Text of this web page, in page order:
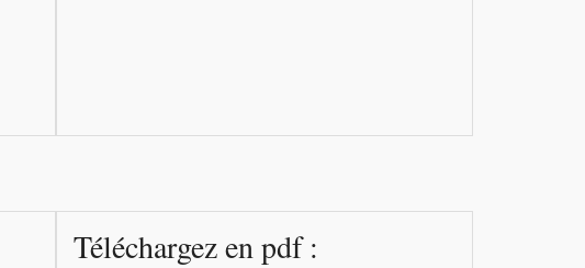
Téléchargez en pdf :